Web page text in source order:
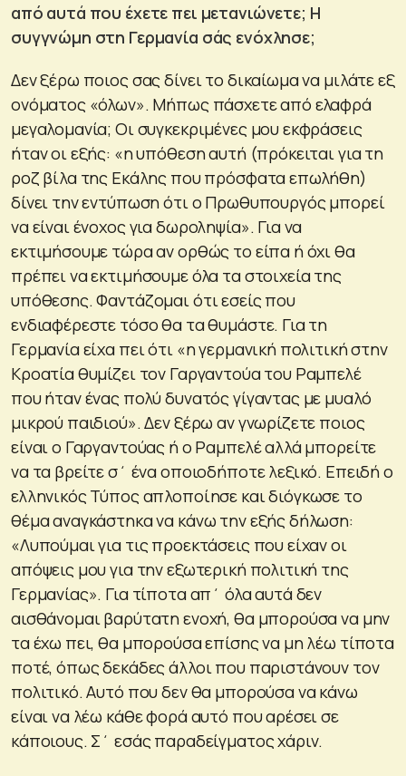
από αυτά που έχετε πει μετανιώνετε; Η
συγγνώμη στη Γερμανία σάς ενόχλησε;
Δεν ξέρω ποιος σας δίνει το δικαίωμα να μιλάτε εξ
ονόματος «όλων». Μήπως πάσχετε από ελαφρά
μεγαλομανία; Οι συγκεκριμένες μου εκφράσεις
ήταν οι εξής: «η υπόθεση αυτή (πρόκειται για τη
ροζ βίλα της Εκάλης που πρόσφατα επωλήθη)
δίνει την εντύπωση ότι ο Πρωθυπουργός μπορεί
να είναι ένοχος για δωροληψία». Για να
εκτιμήσουμε τώρα αν ορθώς το είπα ή όχι θα
πρέπει να εκτιμήσουμε όλα τα στοιχεία της
υπόθεσης. Φαντάζομαι ότι εσείς που
ενδιαφέρεστε τόσο θα τα θυμάστε. Για τη
Γερμανία είχα πει ότι «η γερμανική πολιτική στην
Κροατία θυμίζει τον Γαργαντούα του Ραμπελέ
που ήταν ένας πολύ δυνατός γίγαντας με μυαλό
μικρού παιδιού». Δεν ξέρω αν γνωρίζετε ποιος
είναι ο Γαργαντούας ή ο Ραμπελέ αλλά μπορείτε
να τα βρείτε σ΄ ένα οποιοδήποτε λεξικό. Επειδή ο
ελληνικός Τύπος απλοποίησε και διόγκωσε το
θέμα αναγκάστηκα να κάνω την εξής δήλωση:
«Λυπούμαι για τις προεκτάσεις που είχαν οι
απόψεις μου για την εξωτερική πολιτική της
Γερμανίας». Για τίποτα απ΄ όλα αυτά δεν
αισθάνομαι βαρύτατη ενοχή, θα μπορούσα να μην
τα έχω πει, θα μπορούσα επίσης να μη λέω τίποτα
ποτέ, όπως δεκάδες άλλοι που παριστάνουν τον
πολιτικό. Αυτό που δεν θα μπορούσα να κάνω
είναι να λέω κάθε φορά αυτό που αρέσει σε
κάποιους. Σ΄ εσάς παραδείγματος χάριν.